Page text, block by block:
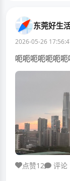
东莞好生
2026-05-26
呃呃呃呃呃呃
点赞12 评论